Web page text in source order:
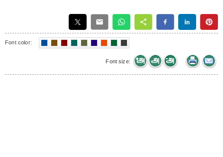
Font color:
Font size: